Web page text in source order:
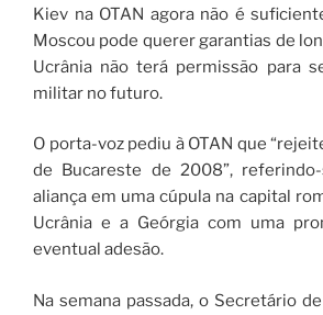
Kiev na OTAN agora não é
Moscou pode querer garantias de
Ucrânia não terá permissão para
militar no futuro.
O porta-voz pediu à OTAN que
de Bucareste de 2008”,
aliança em uma cúpula na capital
Ucrânia e a Geórgia com uma
eventual adesão.
Na semana passada, o Secretário